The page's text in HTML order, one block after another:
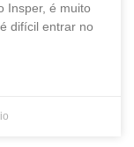
Insper, é muito
difícil entrar no